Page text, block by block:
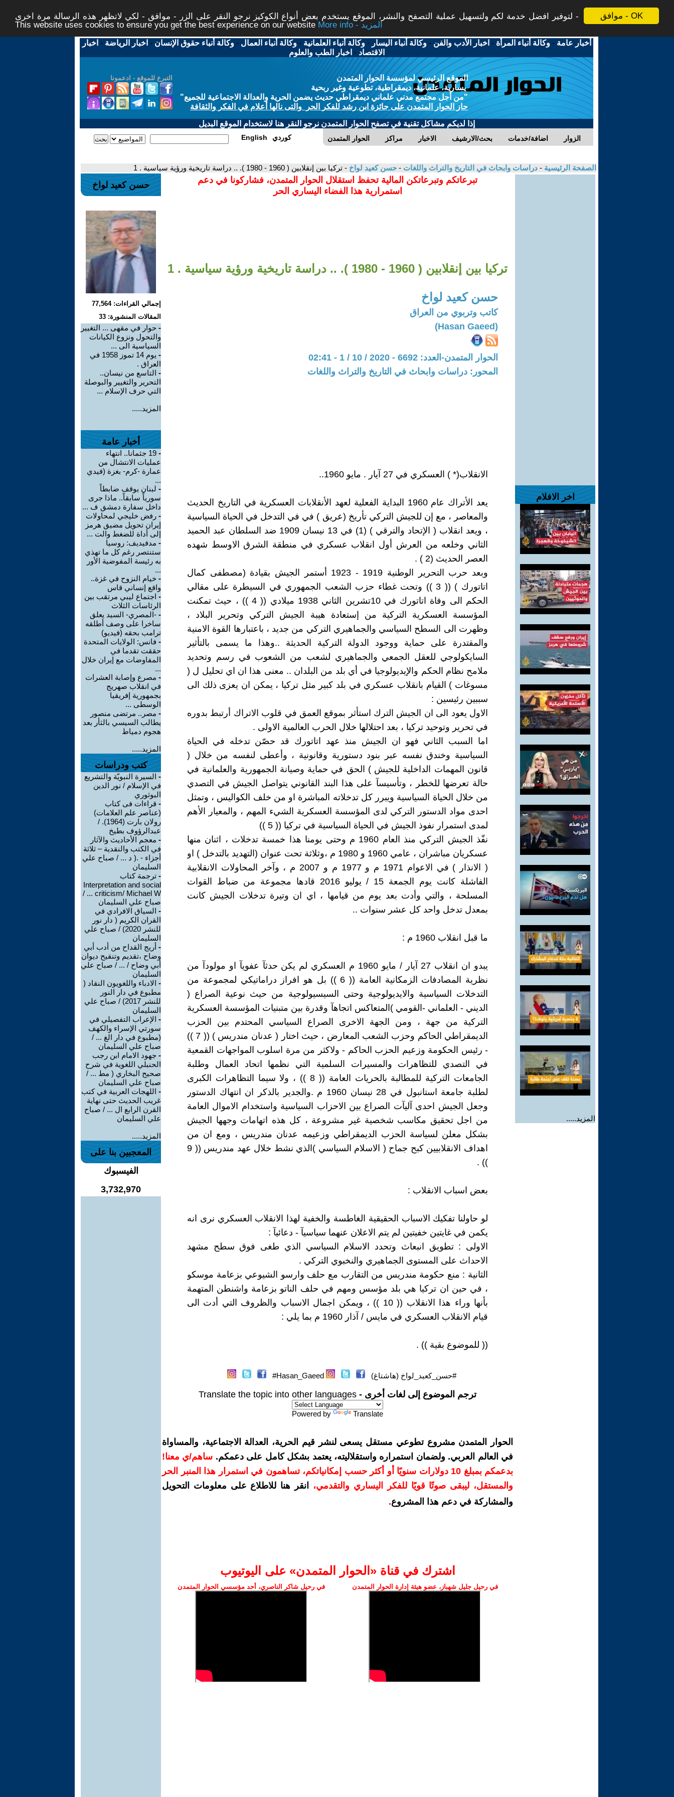
موافق - OK
لتوفير افضل خدمة لكم ولتسهيل عملية التصفح والنشر، الموقع يستخدم بعض أنواع الكوكيز نرجو النقر على الزر - موافق - لكي لاتظهر هذه الرسالة مرة اخرى -
This website uses cookies to ensure you get the best experience on our website
More info - المزيد
أخبار عامة -وكالة أنباء المرأة - اخبار الأدب والفن -وكالة أنباء اليسار -وكالة أنباء العلمانية -وكالة أنباء العمال -وكالة أنباء حقوق الإنسان - اخبار الرياضة - اخبار
الاقتصاد - اخبار الطب والعلوم
التبرع للموقع - ادعمونا
الموقع الرئيسي لمؤسسة الحوار المتمدن
يسارية، علمانية، ديمقراطية، تطوعية وغير ربحية
"من أجل مجتمع مدني علماني ديمقراطي حديث يضمن الحرية والعدالة الاجتماعية للجميع"
حاز الحوار المتمدن على جائزة ابن رشد للفكر الحر والتى نالها أعلام في الفكر والثقافة
إذا لديكم مشاكل تقنية في تصفح الحوار المتمدن نرجو النقر هنا لاستخدام الموقع البديل
الحوار المتمدن مراكز الاخبار بحث/الارشيف اضافة/خدمات الزوار English كوردي
الصفحة الرئيسية - دراسات وابحاث في التاريخ والتراث واللغات - حسن كعيد لواخ - تركيا بين إنقلابين ( 1960 - 1980 ). .. دراسة تاريخية ورؤية سياسية . 1
اخر الافلام
المزيد.....
تبرعاتكم وتبرعاتكن المالية تحفظ استقلال الحوار المتمدن، فشاركونا في دعم
استمرارية هذا الفضاء اليساري الحر
تركيا بين إنقلابين ( 1960 - 1980 ). .. دراسة تاريخية ورؤية سياسية . 1
حسن كعيد لواخ
كاتب وتربوي من العراق
(Hasan Gaeed)
الحوار المتمدن-العدد: 6692 - 2020 / 10 / 1 - 02:41
المحور: دراسات وابحاث في التاريخ والتراث واللغات
الانقلاب(* ) العسكري في 27 آيار . مايو 1960..
يعد الأتراك عام 1960 البداية الفعلية لعهد الأنقلابات العسكرية في التاريخ الحديث
والمعاصر ، مع إن للجيش التركي تأريخ (عريق ) في في التدخل في الحياة السياسية
، ويعد انقلاب ( الإتحاد والترقي ) (1) في 13 نيسان 1909 ضد السلطان عبد الحميد
الثاني وخلعه من العرش أول انقلاب عسكري في منطقة الشرق الاوسط شهده
العصر الحديث (2 ) .
وبعد حرب التحرير الوطنية 1919 - 1923 أستمر الجيش بقيادة (مصطفى كمال
اتاتورك ) (( 3 )) وتحت غطاء حزب الشعب الجمهوري في السيطرة على مقالي
الحكم الى وفاة اتاتورك في 10تشرين الثاني 1938 ميلادي (( 4 )) ، حيث تمكنت
المؤسسة العسكرية التركية من إستعادة هيبة الجيش التركي وتحرير البلاد ،
وظهرت الى السطح السياسي والجماهيري التركي من جديد ، باعتبارها القوة الامنية
والمقتدرة على حماية ووجود الدولة التركية الحديثة ..وهذا ما يسمى بالتأثير
السايكولوجي للعقل الجمعي والجماهيري لشعب من الشعوب في رسم وتحديد
ملامح نظام الحكم والإيديولوجيا في أي بلد من البلدان .. معنى هذا ان اي تحليل ل (
مسوغات ) القيام بانقلاب عسكري في بلد كبير مثل تركيا ، يمكن ان يعزى ذلك الى
سببين رئيسين :
الاول يعود الى ان الجيش الترك استأثر بموقع العمق في قلوب الاتراك أرتبط بدوره
في تحرير وتوحيد تركيا ، بعد احتلالها خلال الحرب العالمية الاولى .
اما السبب الثاني فهو ان الجيش منذ عهد اتاتورك قد حصّن تدخله في الحياة
السياسية وخندق نفسه عبر بنود دستورية وقانونية ، وأعطى لنفسه من خلال (
قانون المهمات الداخلية للجيش ) الحق في حماية وصيانة الجمهورية والعلمانية في
حالة تعرضها للخطر ، وتأسيسآ على هذا البند القانوني يتواصل الجيش في التصدي
من خلال الحياة السياسية ويبرر كل تدخلاته المباشرة او من خلف الكواليس ، وتمثل
احدى مواد الدستور التركي لدى المؤسسة العسكرية الشيء المهم ، والمعيار الأهم
لمدى استمرار نفوذ الجيش في الحياة السياسية في تركيا (( 5 ))
نفّذ الجيش التركي منذ العام 1960 م وحتى يومنا هذا خمسة تدخلات ، اثنان منها
عسكريان مباشران ، عامي 1960 و 1980 م ،وثلاثة تحت عنوان (التهديد بالتدخل ) او
( الانذار ) في الاعوام 1971 م و 1977 م و 2007 م ، وآخر المحاولات الانقلابية
الفاشلة كانت يوم الجمعة 15 / يوليو 2016 قادها مجموعة من ضباط القوات
المسلحة ، والتي وأدت بعد يوم من قيامها ، اي ان وتيرة تدخلات الجيش كانت
بمعدل تدخل واحد كل عشر سنوات ..
ما قبل انقلاب 1960 م :
يبدو ان انقلاب 27 آيار / مايو 1960 م العسكري لم يكن حدثآ عفويآ او مولودآ من
نظرية المصادفات الزمكانية العامة (( 6 )) بل هو افراز دراماتيكي لمجموعة من
التدخلات السياسية والايديولوجية وحتى السيسيولوجية من حيث نوعية الصراع (
الديني - العلماني -القومي )المتعاكس اتجاهآ وقدرة بين متبنيات المؤسسة العسكرية
التركية من جهة ، ومن الجهة الاخرى الصراع السياسي المحتدم بين الحزب
الديمقراطي الحاكم وحزب الشعب المعارض ، حيث اختار ( عدنان مندريس ) (( 7 ))
- رئيس الحكومة وزعيم الحزب الحاكم - ولاكثر من مرة اسلوب المواجهات القمعية
في التصدي للتظاهرات والمسيرات السلمية التي نظمها اتحاد العمال وطلبة
الجامعات التركية للمطالبة بالحريات العامة (( 8 )) ، ولا سيما التظاهرات الكبرى
لطلبة جامعة استانبول في 28 نيسان 1960 م .والجدير بالذكر ان انتهاك الدستور
وجعل الجيش احدى آليآت الصراع بين الاحزاب السياسية واستخدام الاموال العامة
من اجل تحقيق مكاسب شخصية غير مشروعة ، كل هذه اتهامات وجهها الجيش
بشكل معلن لسياسة الحزب الديمقراطي وزعيمه عدنان مندريس ، ومع ان من
اهداف الانقلابيين كبح جماح ( الاسلام السياسي )الذي نشط خلال عهد مندريس (( 9
)) .
بعض اسباب الانقلاب :
لو حاولنا تفكيك الاسباب الحقيقية الغاطسة والخفية لهذا الانقلاب العسكري نرى انه
يكمن في غايتين خفيتين لم يتم الاعلان عنهما سياسيآ - دعائيآ :
الاولى : تطويق انبعاث وتحدد الاسلام السياسي الذي طغى فوق سطح مشهد
الاحداث على المستوى الجماهيري والنخبوي التركي .
الثانية : منع حكومة مندريس من التقارب مع حلف وارسو الشيوعي بزعامة موسكو
، في حين ان تركيا هي بلد مؤسس ومهم في حلف الناتو بزعامة واشنطن المتهمة
بأنها وراء هذا الانقلاب (( 10 )) ، ويمكن اجمال الاسباب والظروف التي أدت الى
قيام الانقلاب العسكري في مايس / آذار 1960 م بما يلي :
(( للموضوع بقية )) .
#حسن_كعيد_لواخ (هاشتاغ) Hasan_Gaeed#
ترجم الموضوع إلى لغات أخرى - Translate the topic into other languages
Powered by Translate
الحوار المتمدن مشروع تطوعي مستقل يسعى لنشر قيم الحرية، العدالة الاجتماعية، والمساواة
في العالم العربي. ولضمان استمراره واستقلاليته، يعتمد بشكل كامل على دعمكم. ساهم/ي معنا!
بدعمكم بمبلغ 10 دولارات سنويًا أو أكثر حسب إمكانياتكم، تساهمون في استمرار هذا المنبر الحر
والمستقل، ليبقى صوتًا قويًا للفكر اليساري والتقدمي،
انقر هنا للاطلاع على معلومات التحويل
والمشاركة في دعم هذا المشروع.
اشترك في قناة ‫«الحوار المتمدن» على اليوتيوب
في رحيل جليل شهباز، عضو هيئة إدارة الحوار المتمدن في رحيل شاكر الناصري، أحد مؤسسي الحوار المتمدن
حسن كعيد لواخ
إجمالي القراءات: 77,564
المقالات المنشورة: 33
- حوار في مقهى ... التغيير
والتحول ونزوع الكيانات
السياسية الى ...
-
يوم 14 تموز 1958 في
العراق .
- التاسع من نيسان..
التحرير والتغيير والبوصلة
التي حرف الإسلام ...
المزيد.....
أخبار عامة
-
19 جثمانا.. انتهاء
عمليات الانتشال من
عمارة -كرم- بغزة (فيدي
...
- لبنان يوقف ضابطاً
سورياً سابقاً.. ماذا جرى
داخل سفارة دمشق ف ...
- رفض خليجي لمحاولات
إيران تحويل مضيق هرمز
إلى أداة للضغط والت ...
- مدفيديف: روسيا
ستنتصر رغم كل ما تهذي
به رئيسة المفوضية الأور
...
- خيام النزوح في غزة..
واقع إنساني قاس
- اجتماع ليبي مرتقب بين
الرئاسات الثلاث
- -المصري- السيد يعلق
ساخرا على وصف أطلقه
ترامب بحقه (فيديو)
- فانس: الولايات المتحدة
حققت تقدما في
المفاوضات مع إيران خلال
...
- مصرع وإصابة العشرات
في انقلاب صهريج
بجمهورية إفريقيا
الوسطى ...
- مصر.. مرتضى منصور
يطالب السيسي بالثأر بعد
هجوم دمياط
المزيد.....
كتب ودراسات
- السيرة النبويّة والتشريع
في الإسلام / نور الدين
البوثوري
- قراءات فى كتاب
(عناصر علم العلامات)
رولان بارت (1964). /
عبدالرؤوف بطيخ
- معجم الأحاديث والآثار
في الكتب والنقدية – ثلاثة
أجزاء - .( د ... / صباح علي
السليمان
- ترجمة كتاب
Interpretation and social
criticism/ Michael W ... /
صباح علي السليمان
- السياق الافرادي في
القران الكريم ( دار نور
للنشر 2020) / صباح علي
السليمان
- أريج القداح من أدب أبي
وضاح ،تقديم وتنقيح ديوان
أبي وضاح / ... / صباح علي
السليمان
- الادباء واللغويون النقاد (
مطبوع في دار النور
للنشر 2017) / صباح علي
السليمان
- الإعراب التفصيلي في
سورتي الإسراء والكهف
(مطبوع في دار الغ ... /
صباح علي السليمان
- جهود الامام ابن رجب
الحنبلي اللغوية في شرح
صحيح البخاري ( مط ... /
صباح علي السليمان
- اللهجات العربية في كتب
غريب الحديث حتى نهاية
القرن الرابع ال ... / صباح
علي السليمان
المزيد.....
المعجبين بنا على
الفيسبوك
3,732,970